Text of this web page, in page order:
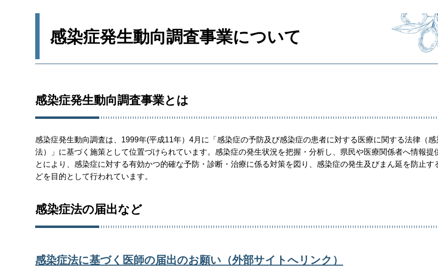
感染症発生動向調査事業について
感染症発生動向調査事業とは
感染症発生動向調査は、1999年(平成11年）4月に「感染症の予防及び感染症の患者に対する医療に関する法律（感
法）」に基づく施策として位置づけられています。感染症の発生状況を把握・分析し、県民や医療関係者へ情報提
とにより、感染症に対する有効かつ的確な予防・診断・治療に係る対策を図り、感染症の発生及びまん延を防止す
どを目的として行われています。
感染症法の届出など
感染症法に基づく医師の届出のお願い（外部サイトへリンク）